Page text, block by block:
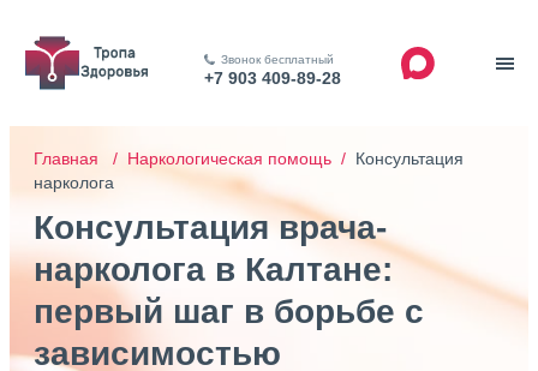
Звонок бесплатный
+7 903 409-89-28
Главная / Наркологическая помощь / Консультация
нарколога
Консультация врача-
нарколога в Калтане:
первый шаг в борьбе с
зависимостью